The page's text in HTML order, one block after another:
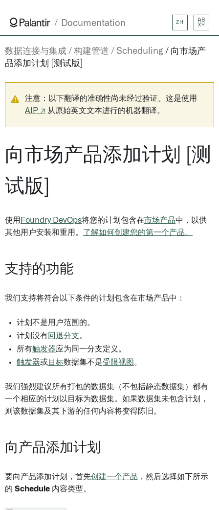
Documentation ZH
AB
XY
数据连接与集成 构建管道 Scheduling
向市场产
品添加计划 [测试版]
注意：以下翻译的准确性尚未经过验证。这是使用
AIP ↗ 从原始英文文本进行的机器翻译。
向市场产品添加计划 [测
试版]
使用 Foundry DevOps将您的计划包含在市场产品中，以供
其他用户安装和重用。 了解如何创建您的第一个产品。
支持的功能
我们支持将符合以下条件的计划包含在市场产品中：
计划不是用户范围的。
计划没有 回退分支。
所有触发器应为同一分支定义。
触发器或目标数据集不是受限视图 。
我们强烈建议所有打包的数据集（不包括静态数据集）都有
一个相应的计划以目标为数据集。如果数据集未包含计划，
则该数据集及其下游的任何内容将变得陈旧。
向产品添加计划
要向产品添加计划，首先创建一个产品 ，然后选择如下所示
的 Schedule 内容类型。